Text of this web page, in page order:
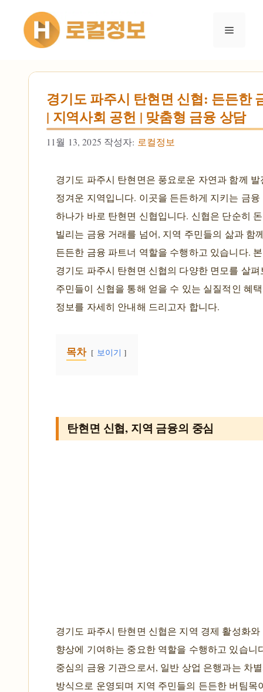
건너뛰기
메뉴
경기도 파주시 탄현면 신협: 든든한
| 지역사회 공헌 | 맞춤형 금융 상담
11월 13, 2025 작성자: 로컬정보
경기도 파주시 탄현면은 풍요로운 자연과 함께 발
정겨운 지역입니다. 이곳을 든든하게 지키는 금융
하나가 바로 탄현면 신협입니다. 신협은 단순히
빌리는 금융 거래를 넘어, 지역 주민들의 삶과 함
든든한 금융 파트너 역할을 수행하고 있습니다.
경기도 파주시 탄현면 신협의 다양한 면모를 살
주민들이 신협을 통해 얻을 수 있는 실질적인 혜
정보를 자세히 안내해 드리고자 합니다.
목차 보이기
탄현면 신협, 지역 금융의 중심
경기도 파주시 탄현면 신협은 지역 경제 활성화
향상에 기여하는 중요한 역할을 수행하고 있습니
중심의 금융 기관으로서, 일반 상업 은행과는 차
방식으로 운영되며 지역 주민들의 든든한 버팀목